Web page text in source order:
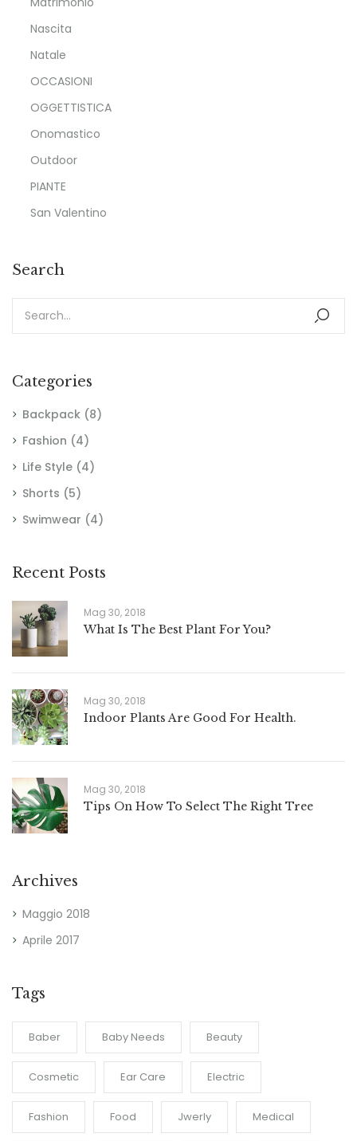
Nascita
Natale
OCCASIONI
OGGETTISTICA
Onomastico
Outdoor
PIANTE
San Valentino
Search
Categories
Backpack (8)
Fashion (4)
Life Style (4)
Shorts (5)
Swimwear (4)
Recent Posts
Mag 30, 2018
What Is The Best Plant For You?
Mag 30, 2018
Indoor Plants Are Good For Health.
Mag 30, 2018
Tips On How To Select The Right Tree
Archives
Maggio 2018
Aprile 2017
Tags
Baber Baby Needs Beauty
Cosmetic Ear Care Electric
Fashion Food Jwerly Medical